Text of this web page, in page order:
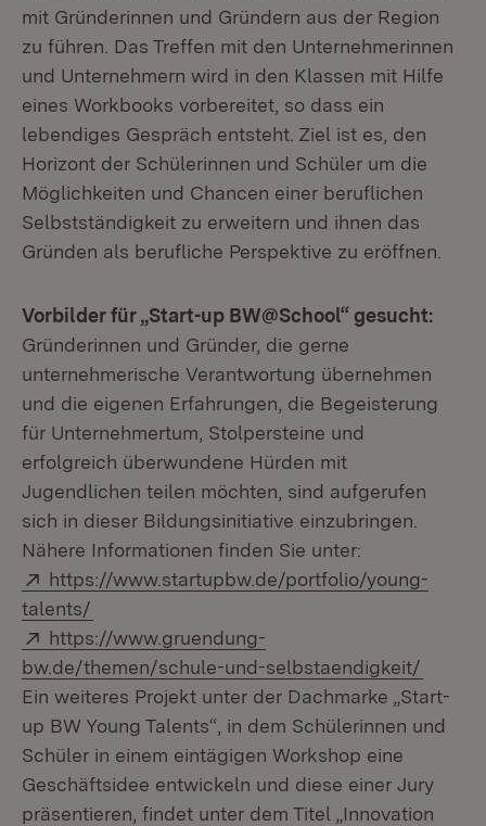
mit Gründerinnen und Gründern aus der Region
zu führen. Das Treffen mit den Unternehmerinnen
und Unternehmern wird in den Klassen mit Hilfe
eines Workbooks vorbereitet, so dass ein
lebendiges Gespräch entsteht. Ziel ist es, den
Horizont der Schülerinnen und Schüler um die
Möglichkeiten und Chancen einer beruflichen
Selbstständigkeit zu erweitern und ihnen das
Gründen als berufliche Perspektive zu eröffnen.
Vorbilder für „Start-up BW@School“ gesucht:
Gründerinnen und Gründer, die gerne
unternehmerische Verantwortung übernehmen
und die eigenen Erfahrungen, die Begeisterung
für Unternehmertum, Stolpersteine und
erfolgreich überwundene Hürden mit
Jugendlichen teilen möchten, sind aufgerufen
sich in dieser Bildungsinitiative einzubringen.
Nähere Informationen finden Sie unter:
Extern:
https://www.startupbw.de/portfolio/young-
talents/
Extern:
https://www.gruendung-
bw.de/themen/schule-und-selbstaendigkeit/
Ein weiteres Projekt unter der Dachmarke „Start-
up BW Young Talents“, in dem Schülerinnen und
Schüler in einem eintägigen Workshop eine
Geschäftsidee entwickeln und diese einer Jury
präsentieren, findet unter dem Titel „Innovation